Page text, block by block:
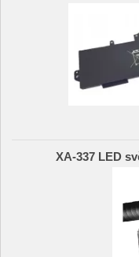
XA-337 LED